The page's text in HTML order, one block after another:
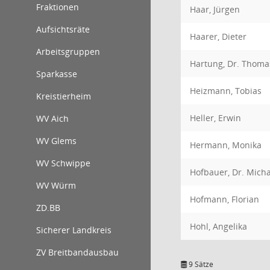
Fraktionen
Aufsichtsräte
Arbeitsgruppen
Sparkasse
Kreistierheim
WV Aich
WV Glems
WV Schwippe
WV Würm
ZD.BB
Sicherer Landkreis
ZV Breitbandausbau
Haar, Jürgen
Haarer, Dieter
Hartung, Dr.
Heizmann, Tobias
Heller, Erwin
Hermann, Monika
Hofbauer, Dr.
Hofmann, Florian
Hohl, Angelika
9 Sätze